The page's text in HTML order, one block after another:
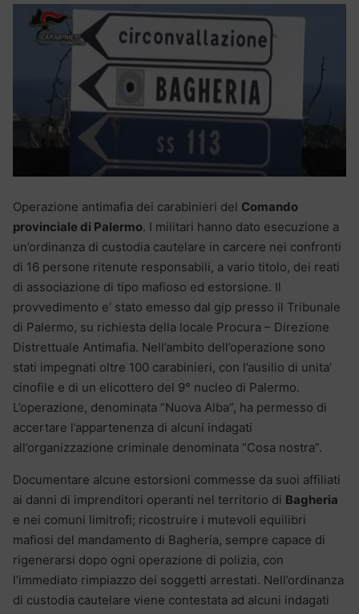
Operazione antimafia dei carabinieri del Comando
provinciale di Palermo. I militari hanno dato esecuzione a
un’ordinanza di custodia cautelare in carcere nei confronti
di 16 persone ritenute responsabili, a vario titolo, dei reati
di associazione di tipo mafioso ed estorsione. Il
provvedimento e’ stato emesso dal gip presso il Tribunale
di Palermo, su richiesta della locale Procura – Direzione
Distrettuale Antimafia. Nell’ambito dell’operazione sono
stati impegnati oltre 100 carabinieri, con l’ausilio di unita’
cinofile e di un elicottero del 9° nucleo di Palermo.
L’operazione, denominata “Nuova Alba”, ha permesso di
accertare l’appartenenza di alcuni indagati
all’organizzazione criminale denominata “Cosa nostra”.
Documentare alcune estorsioni commesse da suoi affiliati
ai danni di imprenditori operanti nel territorio di Bagheria
e nei comuni limitrofi; ricostruire i mutevoli equilibri
mafiosi del mandamento di Bagheria, sempre capace di
rigenerarsi dopo ogni operazione di polizia, con
l’immediato rimpiazzo dei soggetti arrestati. Nell’ordinanza
di custodia cautelare viene contestata ad alcuni indagati